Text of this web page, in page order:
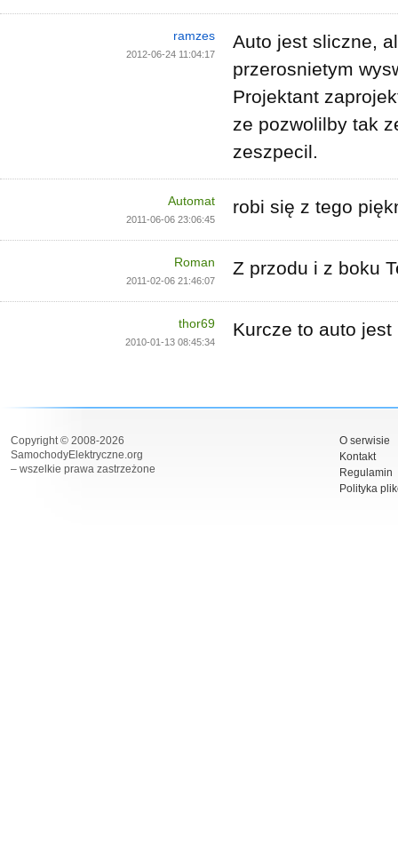
ramzes
2012-06-24 11:04:17
Auto jest sliczne,
przerosnietym
Projektant
ze pozwolilby tak
zeszpecil.
Automat
2011-06-06 23:06:45
robi się z tego
Roman
2011-02-06 21:46:07
Z przodu i z boku
thor69
2010-01-13 08:45:34
Kurcze to auto
Copyright © 2008-2026
SamochodyElektryczne.org
– wszelkie prawa zastrzeżone
O serwisie
Kontakt
Regulamin
Polityka